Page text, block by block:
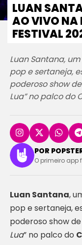
LUAN
AO VIVO NA
FESTIVAL
Luan Santana,
pop e sertaneja,
poderoso show
Lua” no palco do
POR
O primeiro app
Luan Santana,
pop e sertaneja,
poderoso show
Lua” no palco do